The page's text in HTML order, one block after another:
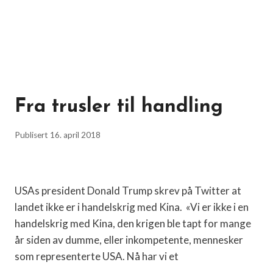
Fra trusler til handling
Publisert 16. april 2018
USAs president Donald Trump skrev på Twitter at
landet ikke er i handelskrig med Kina. «Vi er ikke i en
handelskrig med Kina, den krigen ble tapt for mange
år siden av dumme, eller inkompetente, mennesker
som representerte USA. Nå har vi et